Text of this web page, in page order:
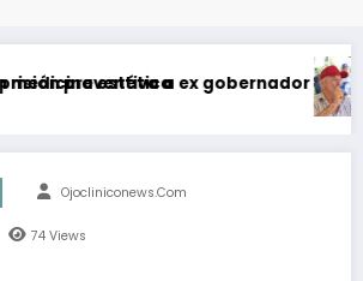
estética
preventiva a ex gobernador de
Ojocliniconews.com
74 Views